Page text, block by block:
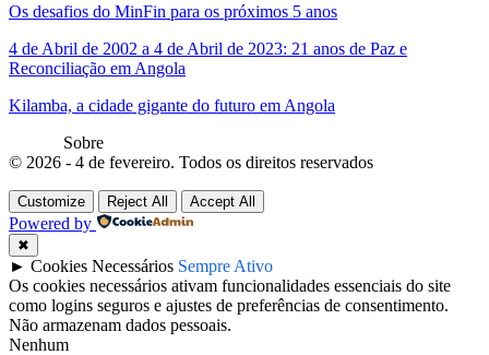
Os desafios do MinFin para os próximos 5 anos
4 de Abril de 2002 a 4 de Abril de 2023: 21 anos de Paz e
Reconciliação em Angola
Kilamba, a cidade gigante do futuro em Angola
Sobre
© 2026 - 4 de fevereiro. Todos os direitos reservados
Customize Reject All Accept All
Powered by
✖
► Cookies Necessários Sempre Ativo
Os cookies necessários ativam funcionalidades essenciais do site
como logins seguros e ajustes de preferências de consentimento.
Não armazenam dados pessoais.
Nenhum